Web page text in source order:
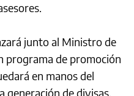
junto al Ministro de
programa de promoción
en manos del
generación de divisas.